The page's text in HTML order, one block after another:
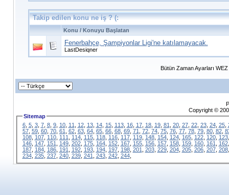
Takip edilen konu ne iş ? (:
Konu / Konuyu Başlatan
Fenerbahçe, Şampiyonlar Ligi'ne katılamayacak.
LastDesiqner
Bütün Zaman Ayarları
Copyright ©
Sitemap
6, 5, 3, 7, 8, 9, 10, 11 12, 13, 14, 15, 113, 16, 17, 18, 19, 81 20, 27, 22, 23, 24, 25,
57, 59, 60, 70, 61 62, 63, 64, 65, 66, 68, 69, 71 72, 74, 75, 76, 77, 78, 79, 80, 82,
108, 107, 110, 111 114, 115, 118, 116, 117, 119, 148, 154, 124, 165, 122, 120, 123
146, 147, 151 149, 202, 175, 164, 152, 167, 155, 156, 157, 158, 159, 160, 161 162
187, 184, 186, 191 192, 193, 194, 197, 198, 201 203, 229, 204, 205, 206, 207, 208
234, 235, 237, 240, 239, 241 243, 242, 244,